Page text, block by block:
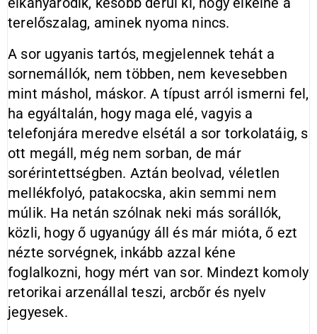
terelőszalag, aminek nyoma nincs.
A sor ugyanis tartós, megjelennek tehát a
sornemállók, nem többen, nem kevesebben
mint máshol, máskor. A típust arról ismerni fel,
ha egyáltalán, hogy maga elé, vagyis a
telefonjára meredve elsétál a sor torkolatáig, s
ott megáll, még nem sorban, de már
sorérintettségben. Aztán beolvad, véletlen
mellékfolyó, patakocska, akin semmi nem
múlik. Ha netán szólnak neki más sorállók,
közli, hogy ő ugyanúgy áll és már mióta, ő ezt
nézte sorvégnek, inkább azzal kéne
foglalkozni, hogy mért van sor. Mindezt komoly
retorikai arzenállal teszi, arcbőr és nyelv
jegyesek.